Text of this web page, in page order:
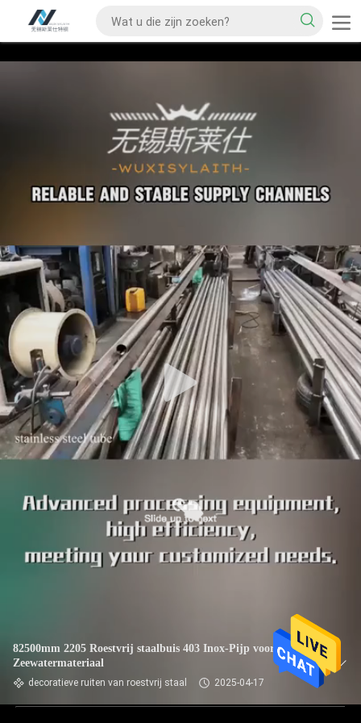
82500mm 2205 Roestvrij staalbuis 403 Inox-Pijp voor
Zeewatermateriaal
decoratieve ruiten van roestvrij staal 2025-04-17